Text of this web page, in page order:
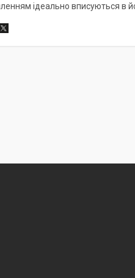
ідеально вписуються в